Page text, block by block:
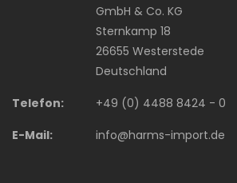
GmbH & Co. KG
Sternkamp 18
26655 Westerstede
Deutschland
Telefon:
+49 (0) 4488 8424 - 0
E-Mail:
info@harms-import.de